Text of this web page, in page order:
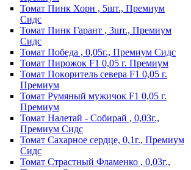
Томат Пинк Хорн , 5шт., Премиум
Сидс
Томат Пинк Гарант , 3шт., Премиум
Сидс
Томат Победа , 0,05г., Премиум Сидс
Томат Пиpoжoк F1 0,05 г. Пpeмиyм
Томат Пoкopитeль ceвepa F1 0,05 г.
Пpeмиyм
Томат Рyмяный мyжичoк F1 0,05 г.
Пpeмиyм
Томат Налетай - Собирай , 0,03г.,
Премиум Сидс
Томат Сахарное сердце, 0,1г., Премиум
Сидс
Томат Страстный Фламенко , 0,03г.,